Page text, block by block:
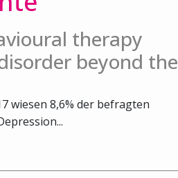
therapy
beyond the
wiesen 8,6% der befragten